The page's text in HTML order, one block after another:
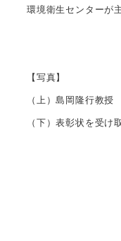
環境衛生センターが
【写真】
（上）島岡隆行教授
（下）表彰状を受け